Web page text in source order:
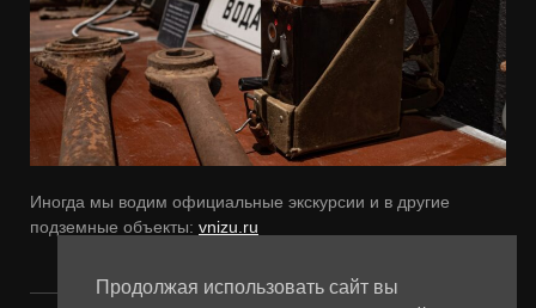
Иногда мы водим официальные экскурсии и в другие
подземные объекты: vnizu.ru
Продолжая использовать сайт вы